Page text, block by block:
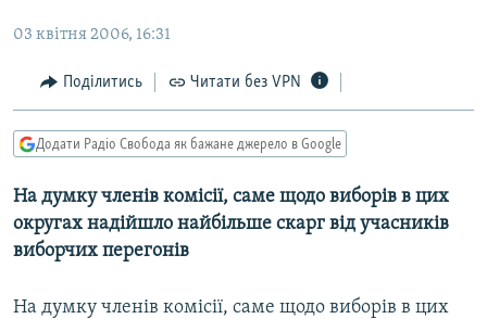
СВІТ
КИТАЙ.ВИКЛИКИ
МУЛЬТИМЕДІА
СПЕЦПРОЄКТИ
ПОДКАСТИ
КРИМ РЕАЛІЇ
03 квітня 2006, 16:31
Поділитись Читати без VPN
Додати Радіо Свобода як бажане джерело в Google
На думку членів комісії, саме щодо виборів в цих
округах надійшло найбільше скарг від учасників
виборчих перегонів
На думку членів комісії, саме щодо виборів в цих